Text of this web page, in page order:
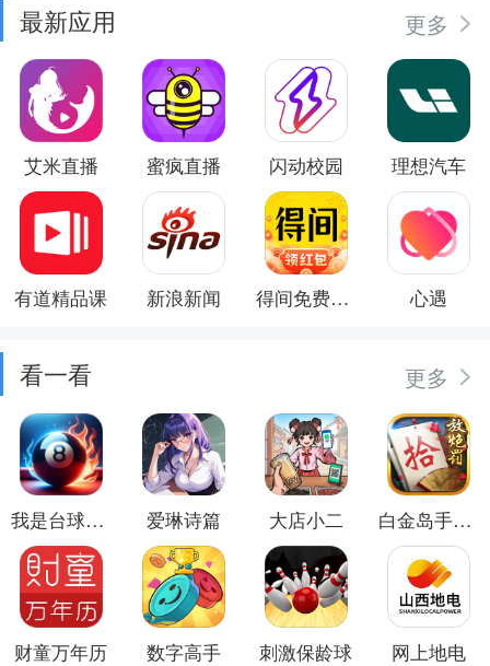
最新应用 更多
艾米直播 蜜疯直播 闪动校园 理想汽车
有道精品课 新浪新闻 得间免费小说 心遇
看一看 更多
我是台球大师 爱琳诗篇 大店小二 白金岛手游放炮罚
财童万年历 数字高手 刺激保龄球 网上地电